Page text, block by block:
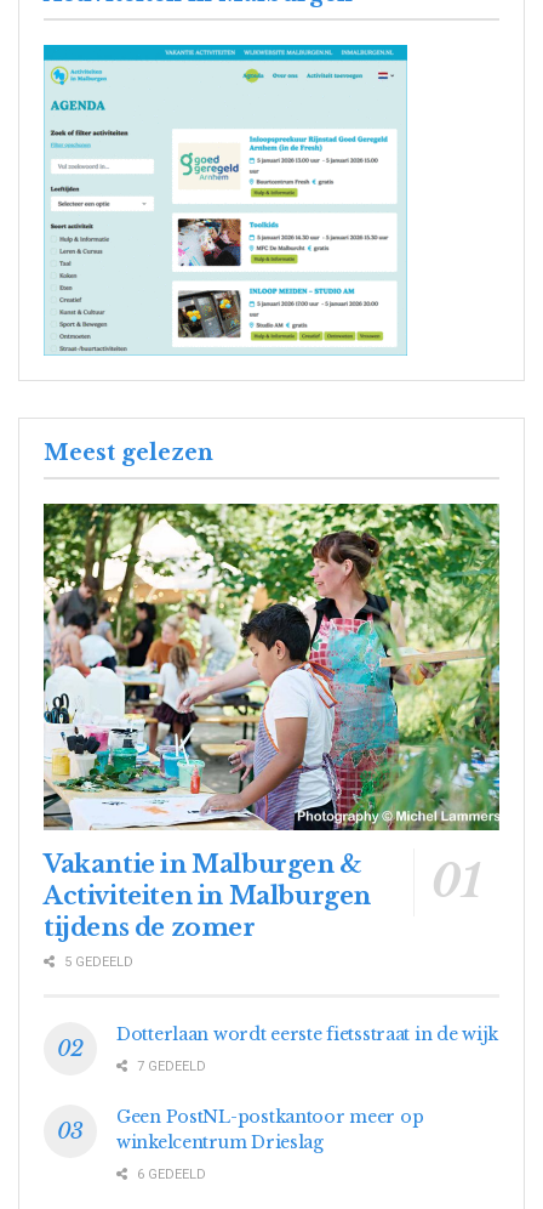
Meest gelezen
Vakantie in Malburgen &
Activiteiten in Malburgen
tijdens de zomer
5 GEDEELD
Dotterlaan wordt eerste fietsstraat in de wijk
7 GEDEELD
Geen PostNL-postkantoor meer op
winkelcentrum Drieslag
6 GEDEELD